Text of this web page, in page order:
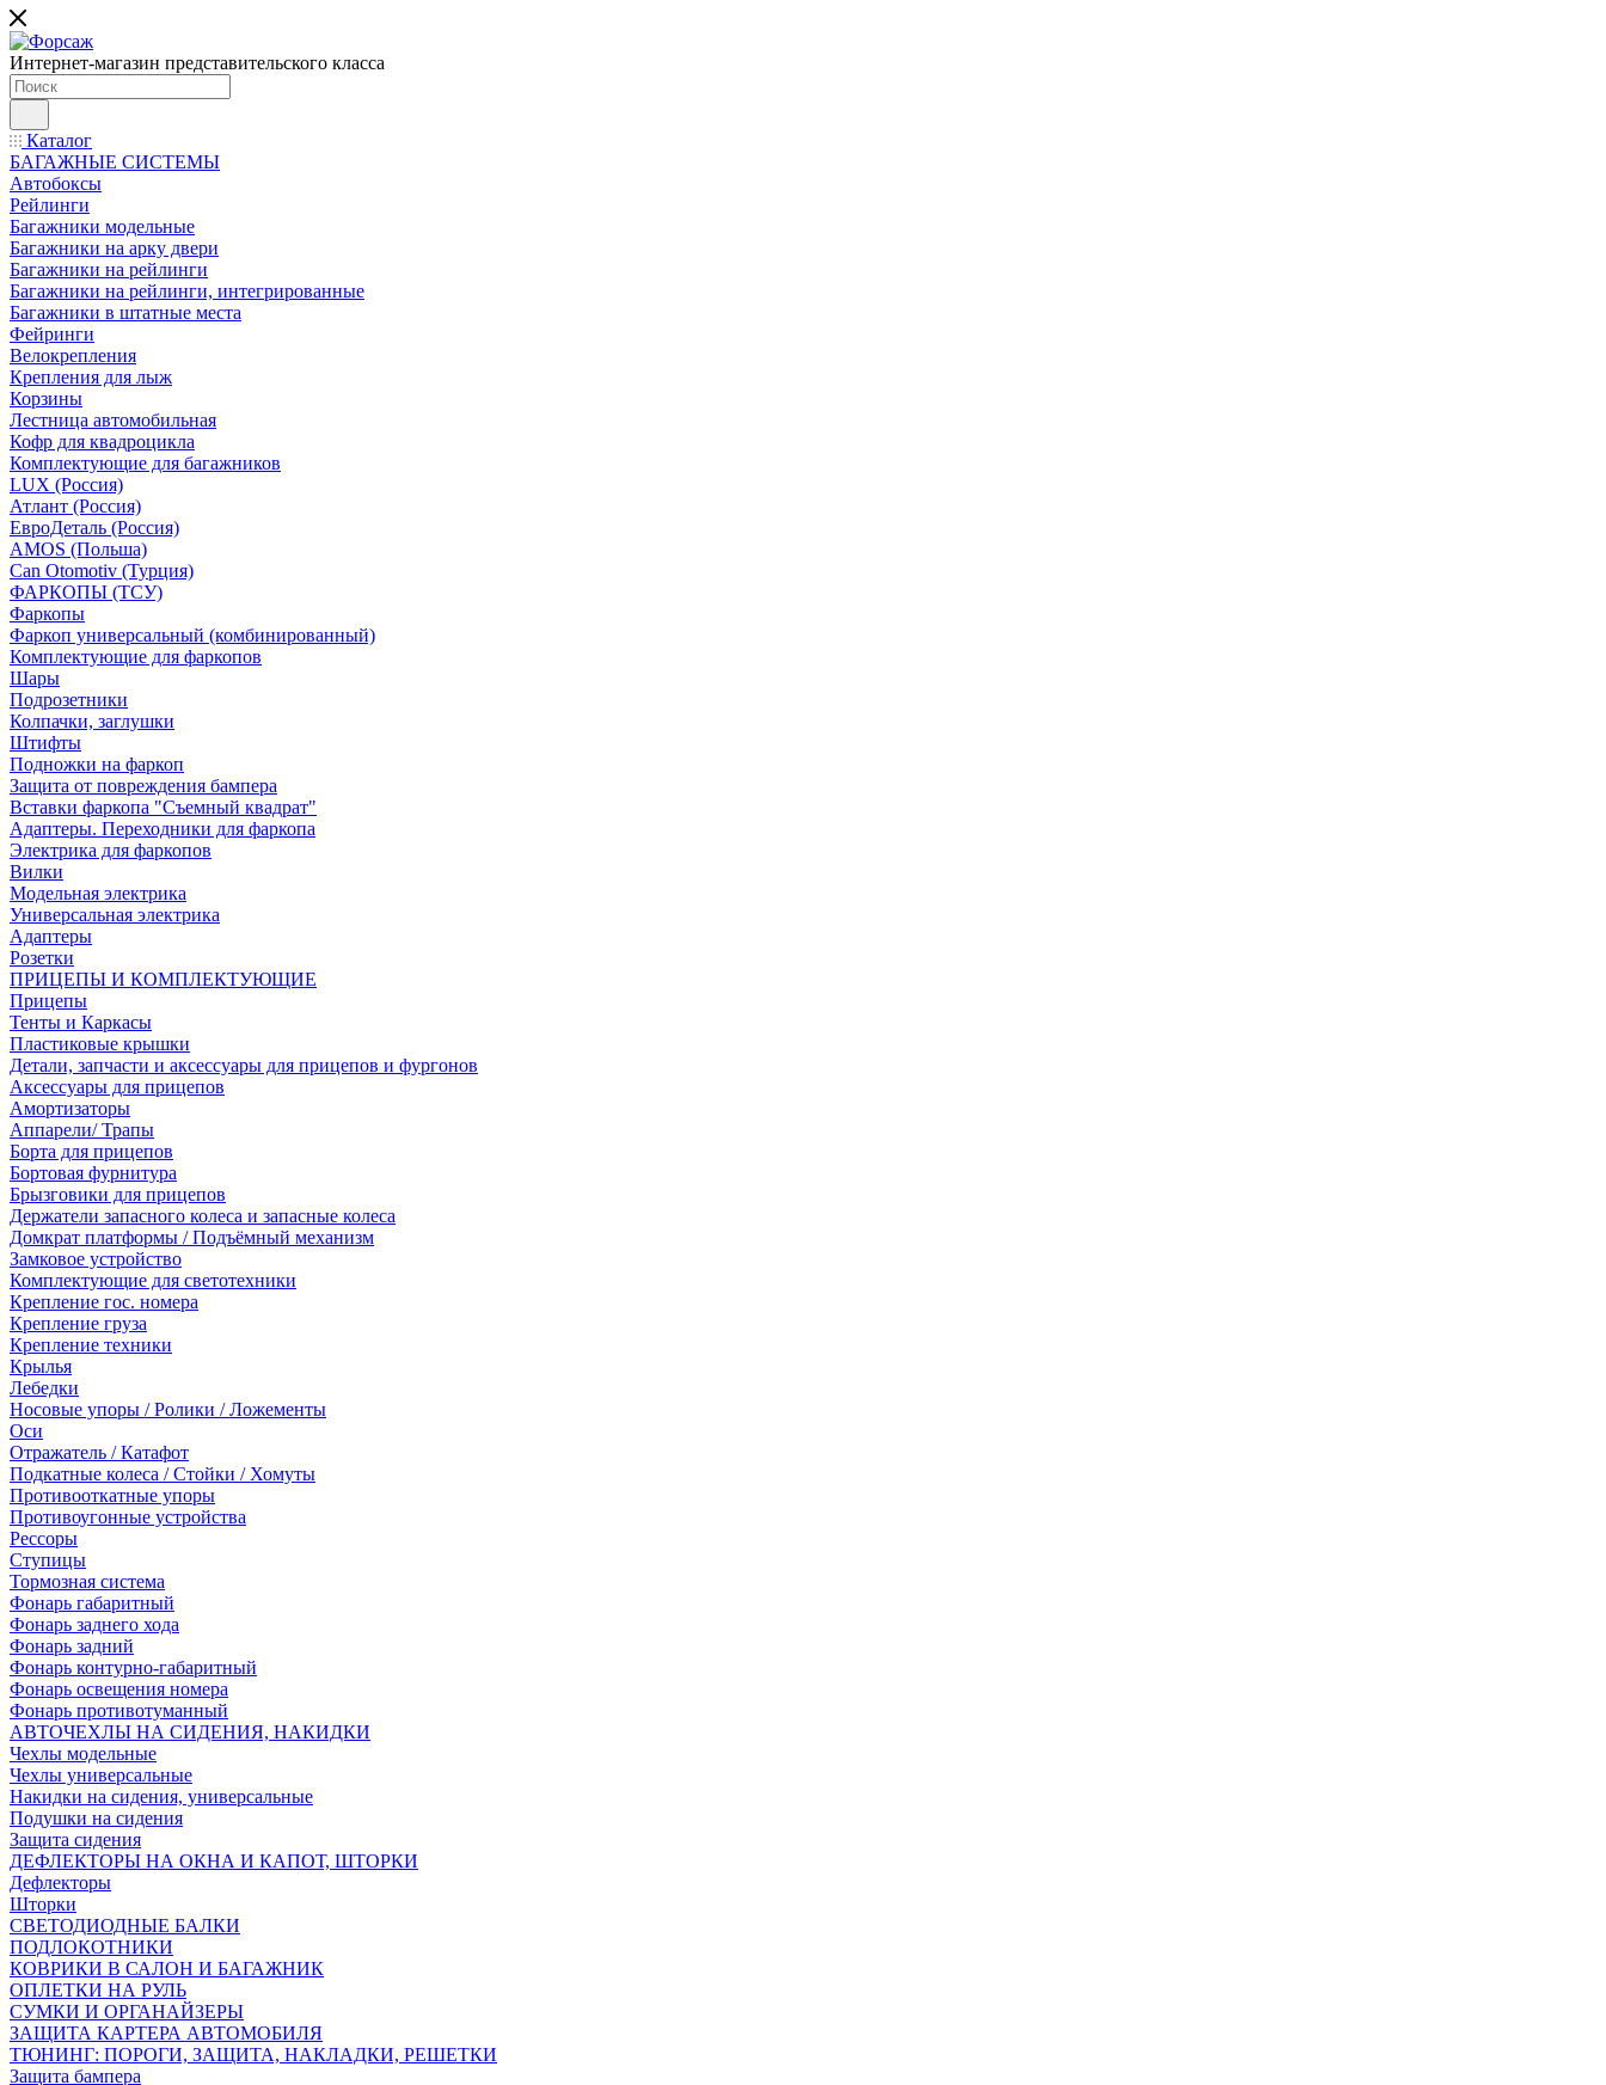
Интернет-магазин представительского класса
Каталог
БАГАЖНЫЕ СИСТЕМЫ
Автобоксы
Рейлинги
Багажники модельные
Багажники на арку двери
Багажники на рейлинги
Багажники на рейлинги, интегрированные
Багажники в штатные места
Фейринги
Велокрепления
Крепления для лыж
Корзины
Лестница автомобильная
Кофр для квадроцикла
Комплектующие для багажников
LUX (Россия)
Атлант (Россия)
ЕвроДеталь (Россия)
AMOS (Польша)
Can Otomotiv (Турция)
ФАРКОПЫ (ТСУ)
Фаркопы
Фаркоп универсальный (комбинированный)
Комплектующие для фаркопов
Шары
Подрозетники
Колпачки, заглушки
Штифты
Подножки на фаркоп
Защита от повреждения бампера
Вставки фаркопа "Съемный квадрат"
Адаптеры. Переходники для фаркопа
Электрика для фаркопов
Вилки
Модельная электрика
Универсальная электрика
Адаптеры
Розетки
ПРИЦЕПЫ И КОМПЛЕКТУЮЩИЕ
Прицепы
Тенты и Каркасы
Пластиковые крышки
Детали, запчасти и аксессуары для прицепов и фургонов
Аксессуары для прицепов
Амортизаторы
Аппарели/ Трапы
Борта для прицепов
Бортовая фурнитура
Брызговики для прицепов
Держатели запасного колеса и запасные колеса
Домкрат платформы / Подъёмный механизм
Замковое устройство
Комплектующие для светотехники
Крепление гос. номера
Крепление груза
Крепление техники
Крылья
Лебедки
Носовые упоры / Ролики / Ложементы
Оси
Отражатель / Катафот
Подкатные колеса / Стойки / Хомуты
Противооткатные упоры
Противоугонные устройства
Рессоры
Ступицы
Тормозная система
Фонарь габаритный
Фонарь заднего хода
Фонарь задний
Фонарь контурно-габаритный
Фонарь освещения номера
Фонарь противотуманный
АВТОЧЕХЛЫ НА СИДЕНИЯ, НАКИДКИ
Чехлы модельные
Чехлы универсальные
Накидки на сидения, универсальные
Подушки на сидения
Защита сидения
ДЕФЛЕКТОРЫ НА ОКНА И КАПОТ, ШТОРКИ
Дефлекторы
Шторки
СВЕТОДИОДНЫЕ БАЛКИ
ПОДЛОКОТНИКИ
КОВРИКИ В САЛОН И БАГАЖНИК
ОПЛЕТКИ НА РУЛЬ
СУМКИ И ОРГАНАЙЗЕРЫ
ЗАЩИТА КАРТЕРА АВТОМОБИЛЯ
ТЮНИНГ: ПОРОГИ, ЗАЩИТА, НАКЛАДКИ, РЕШЕТКИ
Защита бампера